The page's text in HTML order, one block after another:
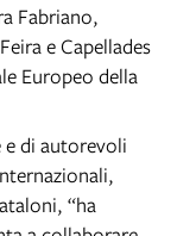
Fabriano,
e Capellades
Europeo della
e di autorevoli
“ha